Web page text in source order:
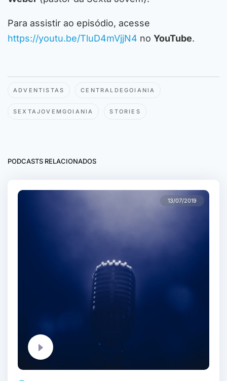
Para assistir ao episódio, acesse
https://youtu.be/TluD4mVjjN4 no YouTube.
ADVENTISTAS CENTRALDEGOIANIA
SEXTAJOVEMGOIANIA STORIES
PODCASTS RELACIONADOS
13/07/2019